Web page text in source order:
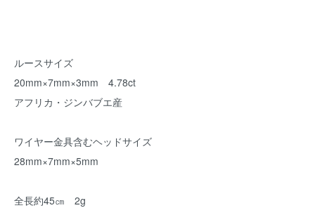
ルースサイズ
20mm×7mm×3mm 4.78ct
アフリカ・ジンバブエ産
ワイヤー金具含むヘッドサイズ
28mm×7mm×5mm
全長約45㎝ 2g